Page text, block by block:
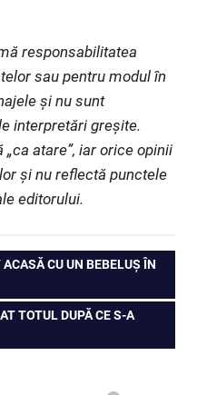
responsabilitatea
sau pentru modul în
și nu sunt
interpretări greșite.
atare”, iar orice opinii
și nu reflectă punctele
editorului.
CU UN BEBELUȘ ÎN
TOTUL DUPĂ CE S-A